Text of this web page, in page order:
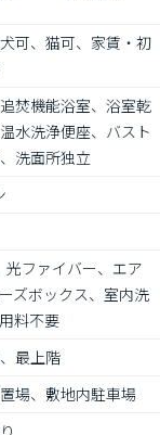
可、猫可、家賃・初
焚機能浴室、浴室乾
水洗浄便座、バスト
洗面所独立
光ファイバー、エア
ズボックス、室内洗
料不要
最上階
場、敷地内駐車場